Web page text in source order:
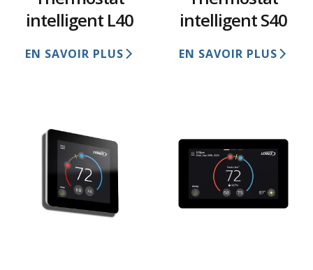
intelligent L40
EN SAVOIR PLUS
intelligent S40
EN SAVOIR PLUS